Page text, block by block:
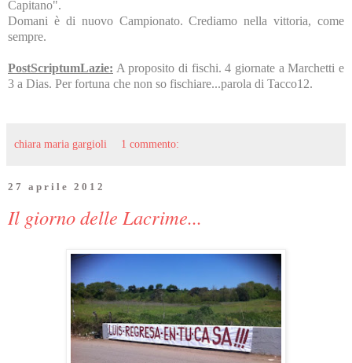
Capitano".
Domani è di nuovo Campionato. Crediamo nella vittoria, come
sempre.
PostScriptumLazie: A proposito di fischi. 4 giornate a Marchetti e
3 a Dias. Per fortuna che non so fischiare...parola di Tacco12.
chiara maria gargioli 1 commento:
27 aprile 2012
Il giorno delle Lacrime...